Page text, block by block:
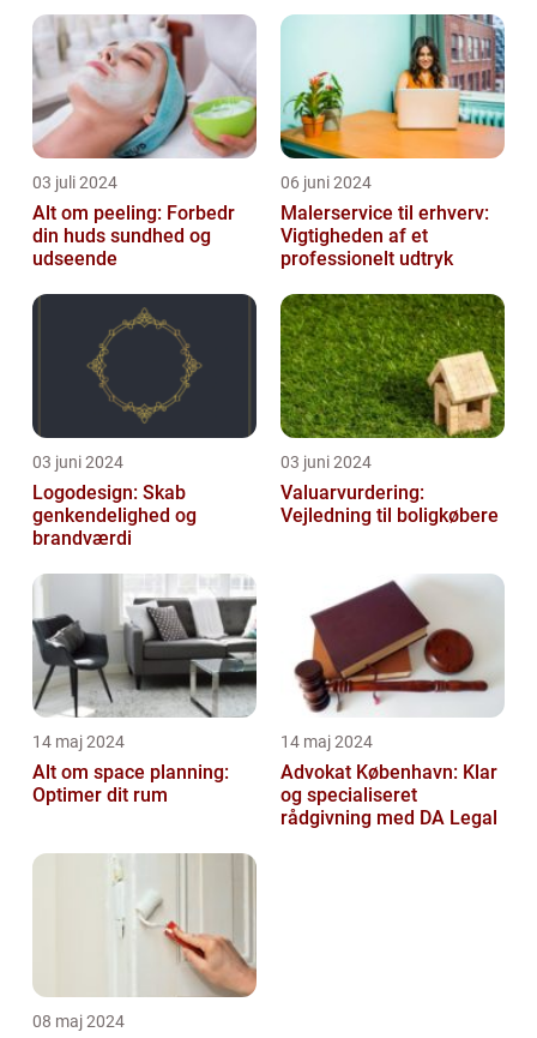
03 juli 2024
Alt om peeling: Forbedr
din huds sundhed og
udseende
06 juni 2024
Malerservice til erhverv:
Vigtigheden af et
professionelt udtryk
03 juni 2024
Logodesign: Skab
genkendelighed og
brandværdi
03 juni 2024
Valuarvurdering:
Vejledning til boligkøbere
14 maj 2024
Alt om space planning:
Optimer dit rum
14 maj 2024
Advokat København: Klar
og specialiseret
rådgivning med DA Legal
08 maj 2024